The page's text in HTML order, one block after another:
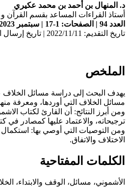
د. المنهال بن أحمد بن محمد عكيري
أستاذ القراءات المساعد بقسم القرآن
العدد 94 | الصفحات: 1-17 | سبتمبر 2023
تاريخ التقديم: 2022/11/11 | تاريخ إرسال التعديلات: 2023/7/2 | تاريخ القبول:2023/7/24
الملخص
يهدف البحث إلى دراسة مسائل الخلاف
مسائل الخلاف التي أوردها، ومعرفة
ومن أبرز النتائج: أن القارئ لكتاب
ترجيحاته، والاعتماد عليها كمصادر في
ومن التوصيات التي أوصي بها: استكمال
الكلمات المفتاحية
الأشموني، مسائل، الوقف والابتداء،